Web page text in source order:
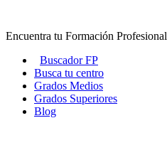
contenido
Encuentra tu Formación Profesional
Buscador FP
Busca tu centro
Grados Medios
Grados Superiores
Blog